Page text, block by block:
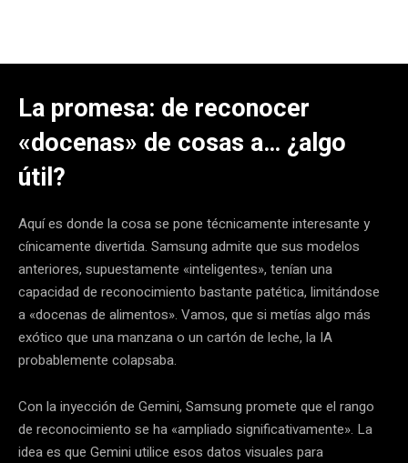
La promesa: de reconocer
«docenas» de cosas a… ¿algo
útil?
Aquí es donde la cosa se pone técnicamente interesante y
cínicamente divertida. Samsung admite que sus modelos
anteriores, supuestamente «inteligentes», tenían una
capacidad de reconocimiento bastante patética, limitándose
a «docenas de alimentos». Vamos, que si metías algo más
exótico que una manzana o un cartón de leche, la IA
probablemente colapsaba.
Con la inyección de Gemini, Samsung promete que el rango
de reconocimiento se ha «ampliado significativamente». La
idea es que Gemini utilice esos datos visuales para